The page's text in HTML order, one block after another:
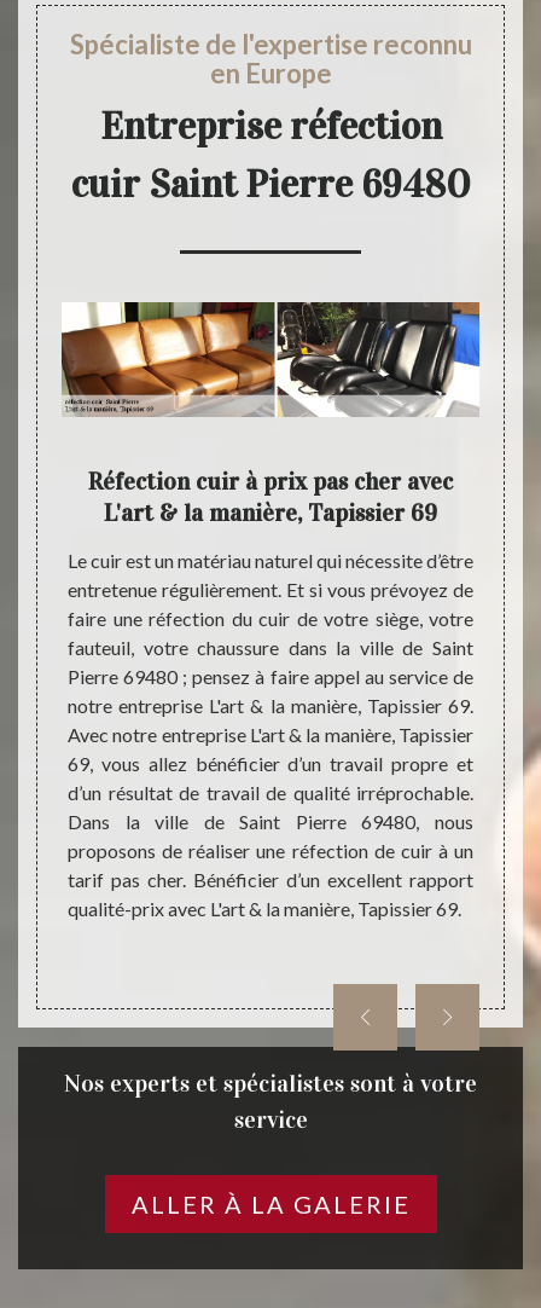
Spécialiste de l'expertise reconnu
en Europe
Entreprise réfection
cuir Saint Pierre 69480
de
au
pour
;
des
Réfection cuir à prix pas cher avec
L'art & la manière, Tapissier 69
Le cuir est un matériau naturel qui nécessite d’être
entretenue régulièrement. Et si vous prévoyez de
faire une réfection du cuir de votre siège, votre
fauteuil, votre chaussure dans la ville de Saint
Pierre 69480 ; pensez à faire appel au service de
notre entreprise L'art & la manière, Tapissier 69.
Avec notre entreprise L'art & la manière, Tapissier
69, vous allez bénéficier d’un travail propre et
d’un résultat de travail de qualité irréprochable.
Dans la ville de Saint Pierre 69480, nous
proposons de réaliser une réfection de cuir à un
tarif pas cher. Bénéficier d’un excellent rapport
qualité-prix avec L'art & la manière, Tapissier 69.
cuir.
qui
Les
Nos experts et spécialistes sont à votre
service
ALLER À LA GALERIE